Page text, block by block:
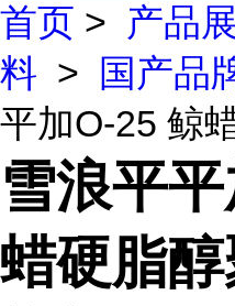
首页 > 产品
料 > 国产品
平加O-25 鲸
雪浪平
蜡硬脂